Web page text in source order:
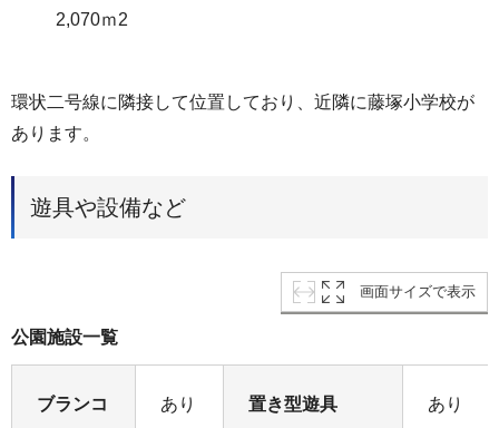
2,070ｍ2
環状二号線に隣接して位置しており、近隣に藤塚小学校が
あります。
遊具や設備など
画面サイズで表示
公園施設一覧
ブランコ あり 置き型遊具 あり